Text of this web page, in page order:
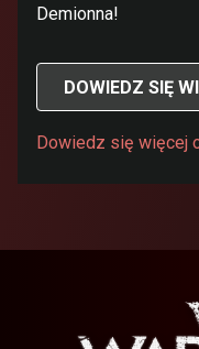
Demionna!
DOWIEDZ SIĘ
Dowiedz się więcej